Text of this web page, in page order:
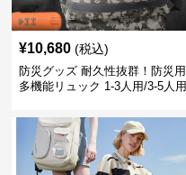
¥10,680 (税込)
防災グッズ 耐久性抜群！防災用
多機能リュック 1-3人用/3-5人用